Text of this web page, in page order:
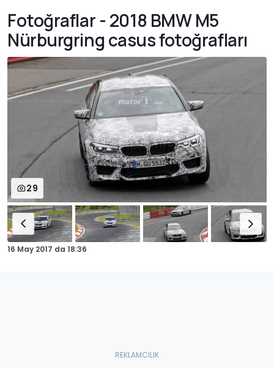
Fotoğraflar - 2018 BMW M5
Nürburgring casus fotoğrafları
29
16 May 2017 da 18:36